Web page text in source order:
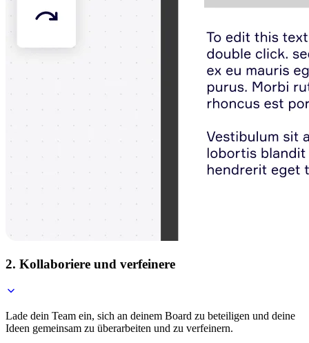
2. Kollaboriere und verfeinere
Lade dein Team ein, sich an deinem Board zu beteiligen und deine
Ideen gemeinsam zu überarbeiten und zu verfeinern.